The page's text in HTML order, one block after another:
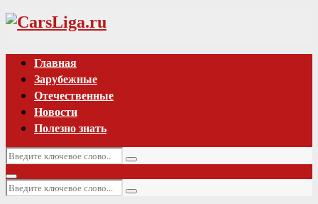
Vk
Главная
Зарубежные
Отечественные
Новости
Полезно знать
Искать:
Поиск
Основное
меню
Искать:
Поиск